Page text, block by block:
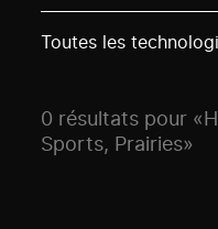
Toutes les
0 résultats pour
Sports, Prairies»